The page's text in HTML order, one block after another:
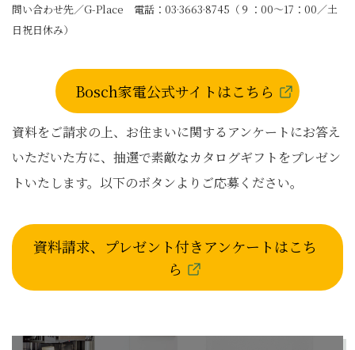
問い合わせ先／G-Place 電話：03·3663·8745（９：00～17：00／土
日祝日休み）
Bosch家電公式サイトはこちら
資料をご請求の上、お住まいに関するアンケートにお答え
いただいた方に、抽選で素敵なカタログギフトをプレゼン
トいたします。以下のボタンよりご応募ください。
資料請求、プレゼント付きアンケートはこち
ら